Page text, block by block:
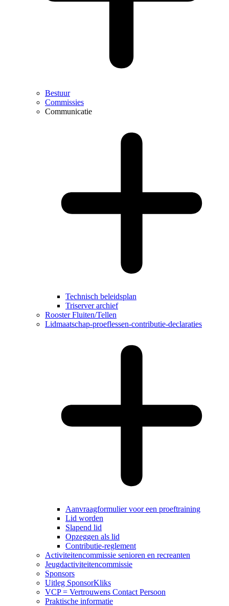
Bestuur
Commissies
Communicatie
Technisch beleidsplan
Triserver archief
Rooster Fluiten/Tellen
Lidmaatschap-proeflessen-contributie-declaraties
Aanvraagformulier voor een proeftraining
Lid worden
Slapend lid
Opzeggen als lid
Contributie-reglement
Activiteitencommissie senioren en recreanten
Jeugdactiviteitencommissie
Sponsors
Uitleg SponsorKliks
VCP = Vertrouwens Contact Persoon
Praktische informatie